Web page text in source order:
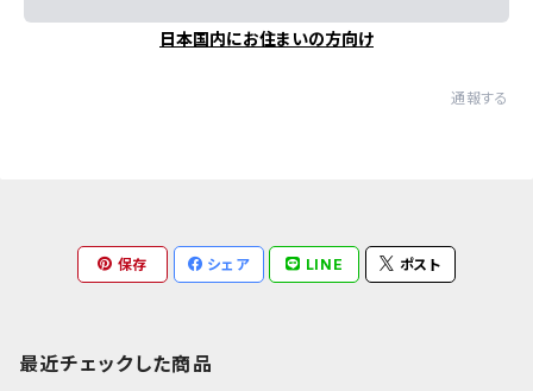
日本国内にお住まいの方向け
通報する
保存 シェア LINE ポスト
最近チェックした商品